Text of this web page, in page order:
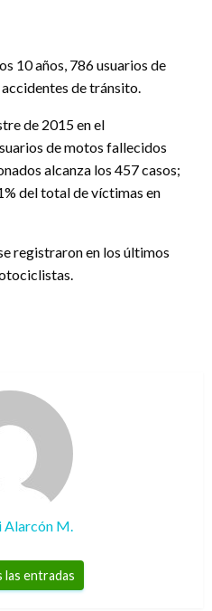
10 años, 786 usuarios de
de tránsito.
de 2015 en el
de motos fallecidos
alcanza los 457 casos;
del total de víctimas en
registraron en los últimos
Alarcón M.
las entradas